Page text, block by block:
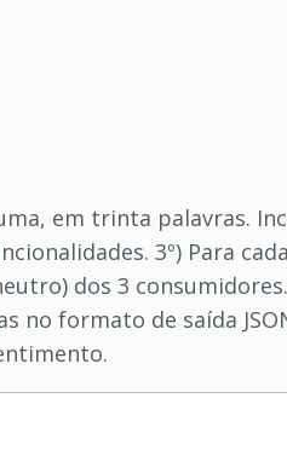
em trinta palavras.
3º) Para
dos 3 consumidores.
no formato de saída